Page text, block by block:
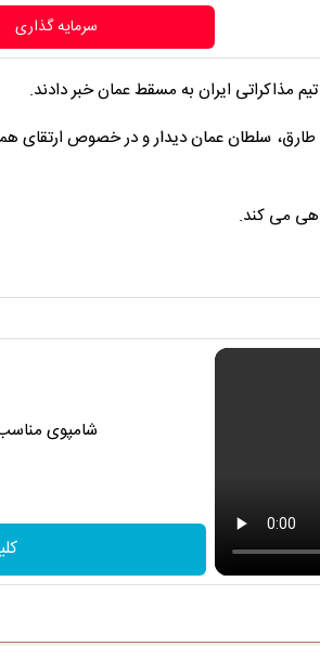
سرمایه گذاری
مذاکراتی ایران به مسقط عمان خبر دادند.
طارق، سلطان عمان دیدار و در خصوص ارتقای
می کند.
شامپوی